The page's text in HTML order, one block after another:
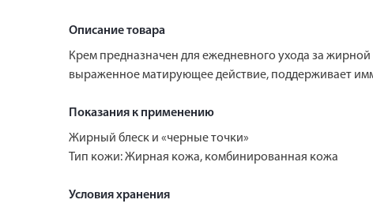
Описание товара
Крем предназначен для ежедневного ухода за
выраженное матирующее действие, поддерживает
Показания к применению
Жирный блеск и «черные точки»
Тип кожи: Жирная кожа, комбинированная кожа
Условия хранения